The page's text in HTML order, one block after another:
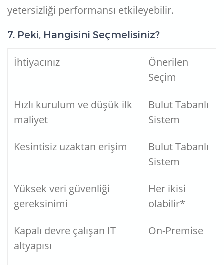
yetersizliği performansı etkileyebilir.
7. Peki, Hangisini Seçmelisiniz?
İhtiyacınız
Önerilen
Seçim
Hızlı kurulum ve düşük ilk
maliyet
Bulut Tabanlı
Sistem
Kesintisiz uzaktan erişim
Bulut Tabanlı
Sistem
Yüksek veri güvenliği
gereksinimi
Her ikisi
olabilir*
Kapalı devre çalışan IT
altyapısı
On-Premise